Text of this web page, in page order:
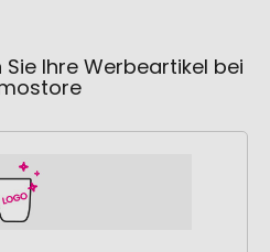
Ihre Werbeartikel bei